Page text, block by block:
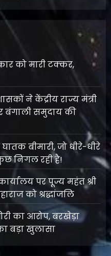
को मारी टक्कर,
ने केंद्रीय राज्य मंत्री
बंगाली समुदाय की
बीमारी, जो धीरे-धीरे
निगल रही है!
पर पूज्य महंत श्री
को श्रद्धांजलि
का आरोप, बरखेड़ा
बड़ा खुलासा